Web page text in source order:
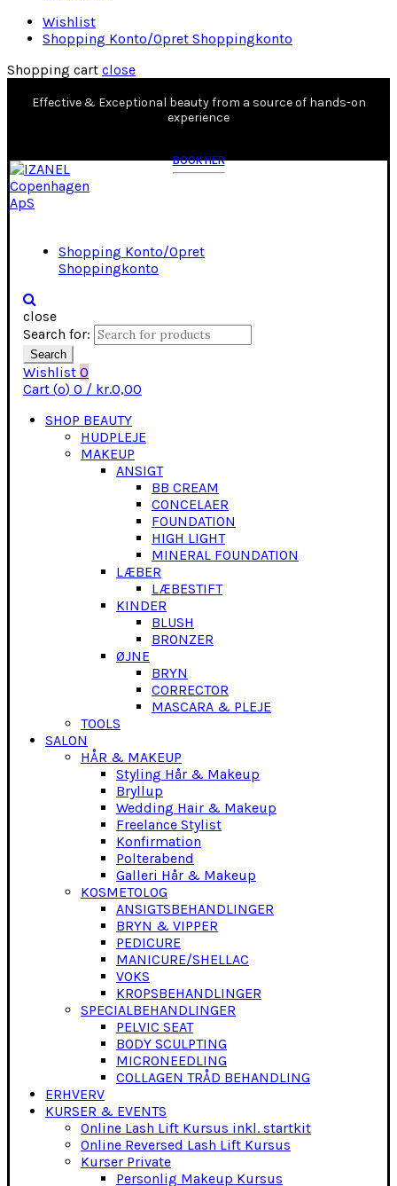
Wishlist
Shopping Konto/Opret Shoppingkonto
Shopping cart close
Effective & Exceptional beauty from a source of hands-on
experience
BOOK HER
Shopping Konto/Opret
Shoppingkonto
close
Search for:
Search
Wishlist 0
Cart (o) 0 / kr.0,00
SHOP BEAUTY
HUDPLEJE
MAKEUP
ANSIGT
BB CREAM
CONCELAER
FOUNDATION
HIGH LIGHT
MINERAL FOUNDATION
LÆBER
LÆBESTIFT
KINDER
BLUSH
BRONZER
ØJNE
BRYN
CORRECTOR
MASCARA & PLEJE
TOOLS
SALON
HÅR & MAKEUP
Styling Hår & Makeup
Bryllup
Wedding Hair & Makeup
Freelance Stylist
Konfirmation
Polterabend
Galleri Hår & Makeup
KOSMETOLOG
ANSIGTSBEHANDLINGER
BRYN & VIPPER
PEDICURE
MANICURE/SHELLAC
VOKS
KROPSBEHANDLINGER
SPECIALBEHANDLINGER
PELVIC SEAT
BODY SCULPTING
MICRONEEDLING
COLLAGEN TRÅD BEHANDLING
ERHVERV
KURSER & EVENTS
Online Lash Lift Kursus inkl. startkit
Online Reversed Lash Lift Kursus
Kurser Private
Personlig Makeup Kursus